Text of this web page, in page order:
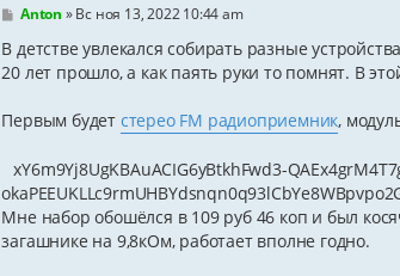
С
о
б
щ
н
и
Anton »Вс ноя 13, 2022 10:44 am
В детстве увлекался собирать разные
20 лет прошло, а как паять руки то помнят. В
Первым будет стерео FM радиоприемник,
xY6m9Yj8UgKBAuACIG6yBtkhFwd3-
Мне набор обошёлся в 109 руб 46 коп и был
загашнике на 9,8кОм, работает вполне годно.